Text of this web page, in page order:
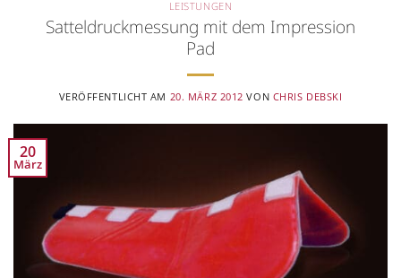
LEISTUNGEN
Satteldruckmessung mit dem Impression
Pad
VERÖFFENTLICHT AM 20. MÄRZ 2012 VON CHRIS DEBSKI
20
März